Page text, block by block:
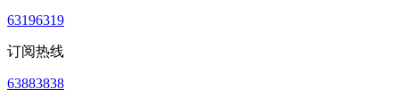
63196319
订阅热线
63883838